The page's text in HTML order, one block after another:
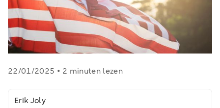
22/01/2025 • 2 minuten lezen
Erik Joly